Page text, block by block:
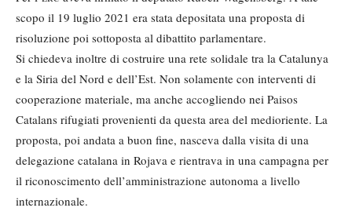
scopo il 19 luglio 2021 era stata depositata una proposta di
risoluzione poi sottoposta al dibattito parlamentare.
Si chiedeva inoltre di costruire una rete solidale tra la Catalunya
e la Siria del Nord e dell’Est. Non solamente con interventi di
cooperazione materiale, ma anche accogliendo nei Paisos
Catalans rifugiati provenienti da questa area del medioriente. La
proposta, poi andata a buon fine, nasceva dalla visita di una
delegazione catalana in Rojava e rientrava in una campagna per
il riconoscimento dell’amministrazione autonoma a livello
internazionale.